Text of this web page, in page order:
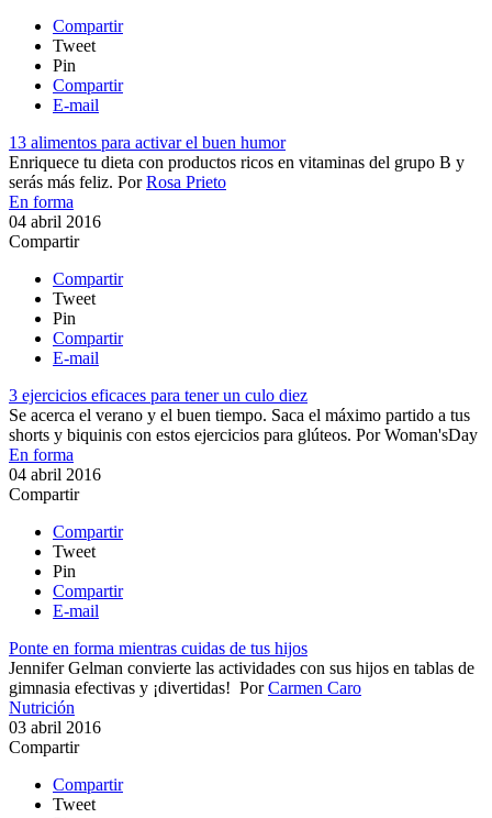
Compartir
Tweet
Pin
Compartir
E-mail
13 alimentos para activar el buen humor
​Enriquece tu dieta con productos ricos en vitaminas del grupo B y
serás más feliz. PorRosa Prieto
En forma
04 abril 2016
Compartir
Compartir
Tweet
Pin
Compartir
E-mail
3 ejercicios eficaces para tener un culo diez
​Se acerca el verano y el buen tiempo. Saca el máximo partido a tus
shorts y biquinis con estos ejercicios para glúteos. PorWoman'sDay
En forma
04 abril 2016
Compartir
Compartir
Tweet
Pin
Compartir
E-mail
Ponte en forma mientras cuidas de tus hijos
Jennifer Gelman​ convierte las actividades con sus hijos en tablas de
gimnasia efectivas y ¡divertidas! PorCarmen Caro
Nutrición
03 abril 2016
Compartir
Compartir
Tweet